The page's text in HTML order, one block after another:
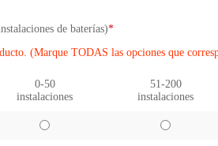
de baterías)*
(Marque TODAS las opciones que
0-50
instalaciones
51-200
instalaciones